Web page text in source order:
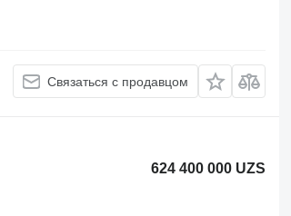
Связаться с продавцом
624 400 000 UZS